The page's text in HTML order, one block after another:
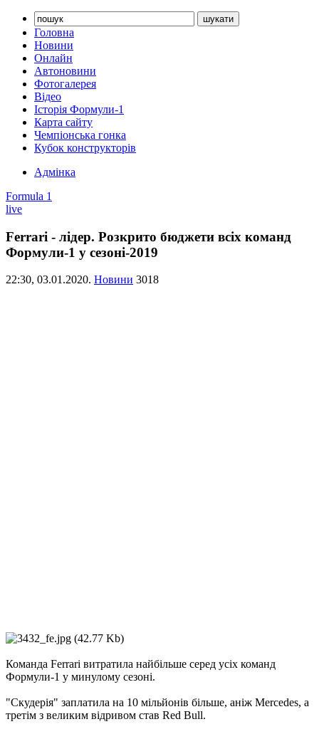
Головна
Новини
Онлайн
Автоновини
Фотогалерея
Відео
Історія Формули-1
Карта сайту
Чемпіонська гонка
Кубок конструкторів
Адмінка
Formula 1
live
Ferrari - лідер. Розкрито бюджети всіх команд
Формули-1 у сезоні-2019
22:30, 03.01.2020. Новини 3018
Команда Ferrari витратила найбільше серед усіх команд
Формули-1 у минулому сезоні.
"Скудерія" заплатила на 10 мільйонів більше, аніж Mercedes, а
третім з великим відривом став Red Bull.